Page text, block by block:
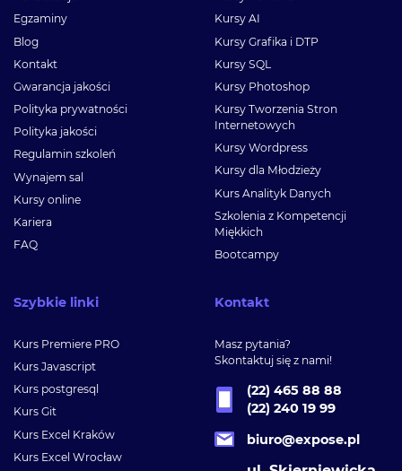
Egzaminy
Blog
Kontakt
Gwarancja jakości
Polityka prywatności
Polityka jakości
Regulamin szkoleń
Wynajem sal
Kursy online
Kariera
FAQ
Kursy AI
Kursy Grafika i DTP
Kursy SQL
Kursy Photoshop
Kursy Tworzenia Stron
Internetowych
Kursy Wordpress
Kursy dla Młodzieży
Kurs Analityk Danych
Szkolenia z Kompetencji
Miękkich
Bootcampy
Szybkie linki
Kurs Premiere PRO
Kurs Javascript
Kurs postgresql
Kurs Git
Kurs Excel Kraków
Kurs Excel Wrocław
Kontakt
Masz pytania?
Skontaktuj się z nami!
(22) 465 88 88
(22) 240 19 99
biuro@expose.pl